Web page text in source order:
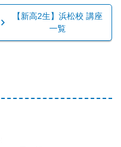
【新高2生】浜松校 講座
一覧